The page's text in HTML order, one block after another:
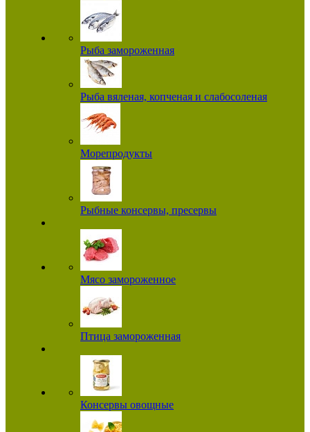
Рыба замороженная
Рыба вяленая, копченая и слабосоленая
Морепродукты
Рыбные консервы, пресервы
Мясо замороженное
Птица замороженная
Консервы овощные